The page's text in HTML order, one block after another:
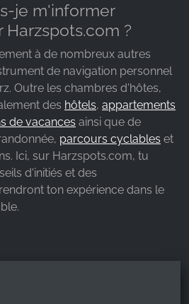
je m'informer
?
à de nombreux autres
de navigation personnel
Outre les chambres d'hôtes,
des hôtels, appartements
de vacances ainsi que de
parcours cyclables et
Ici, sur Harzspots.com, tu
d'initiés et des
ton expérience dans le